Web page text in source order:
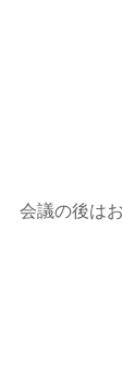
会議の後は